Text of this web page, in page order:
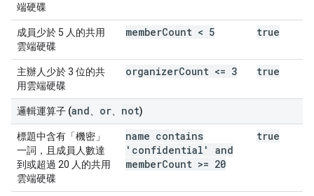
端硬碟
成員少於 5 人的共用
雲端硬碟
memberCount < 5 true
主辦人少於 3 位的共
用雲端硬碟
organizerCount <= 3 true
邏輯運算子 (and or not)
標題中含有「機密」
一詞，且成員人數達
到或超過 20 人的共用
雲端硬碟
name contains
'confidential' and
memberCount >= 20
true